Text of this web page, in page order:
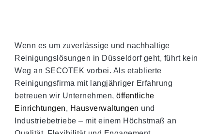
Wenn es um zuverlässige und nachhaltige
Reinigungslösungen in Düsseldorf geht, führt kein
Weg an SECOTEK vorbei. Als etablierte
Reinigungsfirma mit langjähriger Erfahrung
betreuen wir Unternehmen, öffentliche
Einrichtungen, Hausverwaltungen und
Industriebetriebe – mit einem Höchstmaß an